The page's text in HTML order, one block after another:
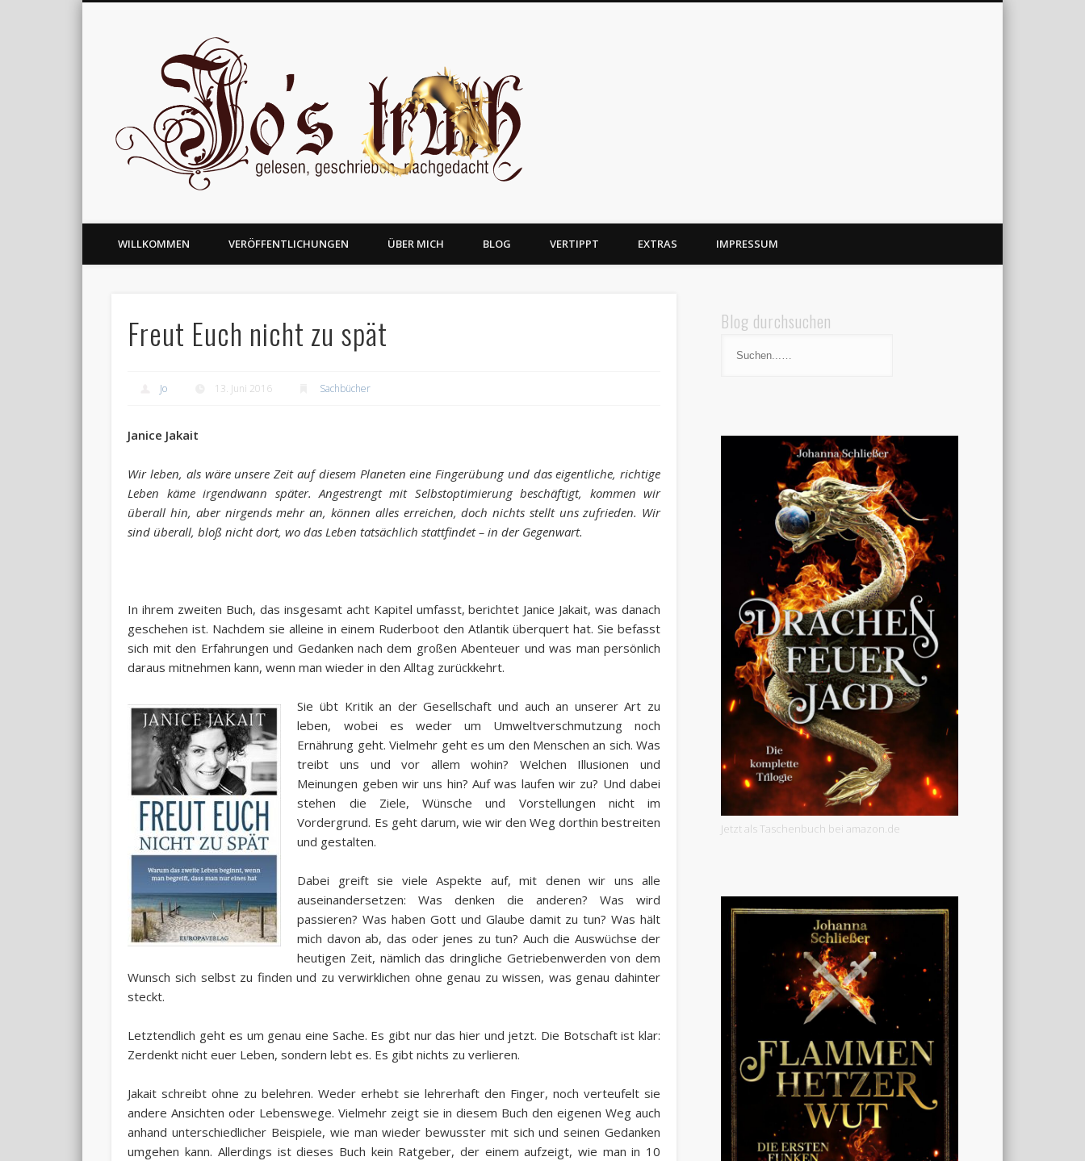
gelesen, geschrieben und nachgedacht
WILLKOMMEN VERÖFFENTLICHUNGEN ÜBER MICH BLOG VERTIPPT EXTRAS IMPRESSUM
Freut Euch nicht zu spät
Jo 13. Juni 2016 Sachbücher
Janice Jakait
Wir leben, als wäre unsere Zeit auf diesem Planeten eine Fingerübung und das eigentliche, richtige
Leben käme irgendwann später. Angestrengt mit Selbstoptimierung beschäftigt, kommen wir
überall hin, aber nirgends mehr an, können alles erreichen, doch nichts stellt uns zufrieden. Wir
sind überall, bloß nicht dort, wo das Leben tatsächlich stattfindet – in der Gegenwart.
In ihrem zweiten Buch, das insgesamt acht Kapitel umfasst, berichtet Janice Jakait, was danach
geschehen ist. Nachdem sie alleine in einem Ruderboot den Atlantik überquert hat. Sie befasst
sich mit den Erfahrungen und Gedanken nach dem großen Abenteuer und was man persönlich
daraus mitnehmen kann, wenn man wieder in den Alltag zurückkehrt.
Sie übt Kritik an der Gesellschaft und auch an unserer Art zu
leben, wobei es weder um Umweltverschmutzung noch
Ernährung geht. Vielmehr geht es um den Menschen an sich. Was
treibt uns und vor allem wohin? Welchen Illusionen und
Meinungen geben wir uns hin? Auf was laufen wir zu? Und dabei
stehen die Ziele, Wünsche und Vorstellungen nicht im
Vordergrund. Es geht darum, wie wir den Weg dorthin bestreiten
und gestalten.
Dabei greift sie viele Aspekte auf, mit denen wir uns alle
auseinandersetzen: Was denken die anderen? Was wird
passieren? Was haben Gott und Glaube damit zu tun? Was hält
mich davon ab, das oder jenes zu tun? Auch die Auswüchse der
heutigen Zeit, nämlich das dringliche Getriebenwerden von dem
Wunsch sich selbst zu finden und zu verwirklichen ohne genau zu wissen, was genau dahinter
steckt.
Letztendlich geht es um genau eine Sache. Es gibt nur das hier und jetzt. Die Botschaft ist klar:
Zerdenkt nicht euer Leben, sondern lebt es. Es gibt nichts zu verlieren.
Jakait schreibt ohne zu belehren. Weder erhebt sie lehrerhaft den Finger, noch verteufelt sie
andere Ansichten oder Lebenswege. Vielmehr zeigt sie in diesem Buch den eigenen Weg auch
anhand unterschiedlicher Beispiele, wie man wieder bewusster mit sich und seinen Gedanken
umgehen kann. Allerdings ist dieses Buch kein Ratgeber, der einem aufzeigt, wie man in 10
Blog durchsuchen
Jetzt als Taschenbuch bei amazon.de